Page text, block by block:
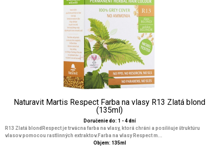
Naturavit Martis Respect Farba na vlasy R13 Zlatá blond
(135ml)
Doručenie do: 1 - 4 dní
R13 Zlatá blondRespect je trvácna farba na vlasy, ktorá chráni a posilňuje štruktúru
vlasov pomocou rastlinných extraktov.Farba na vlasy Respect m...
Objem: 135ml